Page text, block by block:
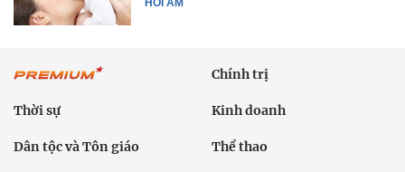
HỒI ÂM
Chính trị
Thời sự Kinh doanh
Dân tộc và Tôn giáo Thể thao